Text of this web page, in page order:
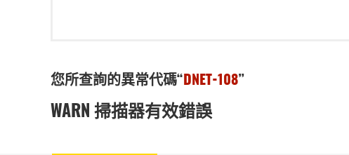
您所查詢的異常代碼“ DNET-108”
WARN 掃描器有效錯誤